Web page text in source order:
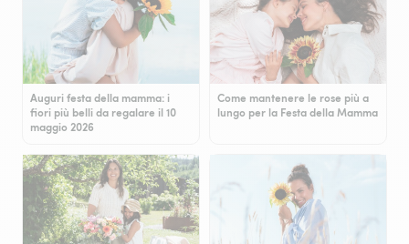
Auguri festa della mamma: i
fiori più belli da regalare il 10
maggio 2026
Come mantenere le rose più a
lungo per la Festa della Mamma